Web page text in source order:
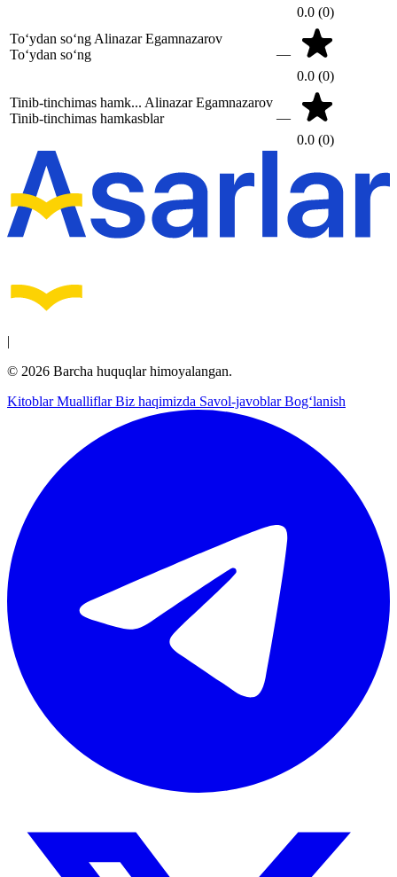
0.0 (0)
To‘ydan so‘ng Alinazar Egamnazarov
To‘ydan so‘ng
—
0.0 (0)
Tinib-tinchimas hamk... Alinazar Egamnazarov
Tinib-tinchimas hamkasblar
—
0.0 (0)
|
© 2026 Barcha huquqlar himoyalangan.
KitoblarMualliflarBiz haqimizda Savol-javoblarBog‘lanish